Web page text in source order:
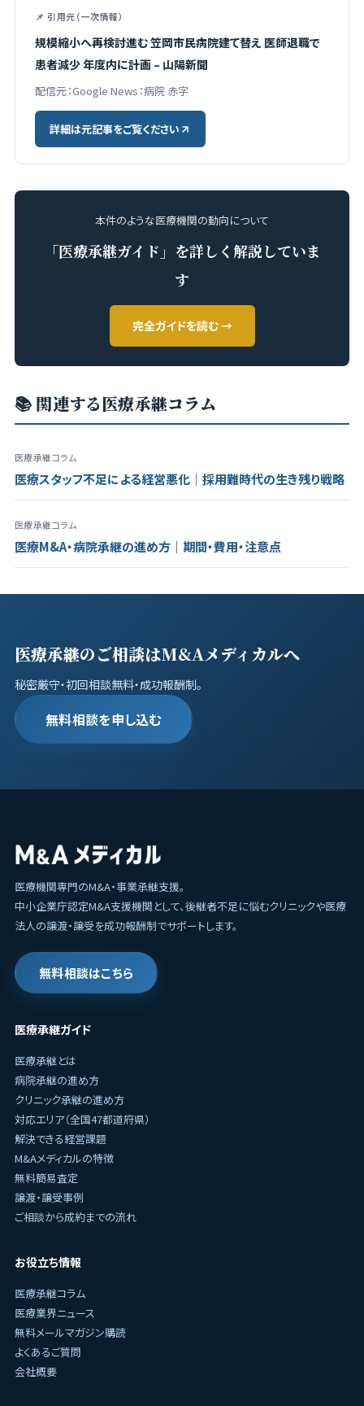
📌 引用元（一次情報）
規模縮小へ再検討進む 笠岡市民病院建て替え 医師退職で
患者減少 年度内に計画 – 山陽新聞
配信元：Google News：病院 赤字
詳細は元記事をご覧ください
本件のような医療機関の動向について
「医療承継ガイド」を詳しく解説していま
す
完全ガイドを読む →
📚 関連する医療承継コラム
医療承継コラム
医療スタッフ不足による経営悪化｜採用難時代の生き残り戦略
医療承継コラム
医療M&A・病院承継の進め方｜期間・費用・注意点
医療承継のご相談はM&Aメディカルへ
秘密厳守・初回相談無料・成功報酬制。
無料相談を申し込む
医療機関専門のM&A・事業承継支援。
中小企業庁認定M&A支援機関として、後継者不足に悩むクリニックや医療
法人の譲渡・譲受を成功報酬制でサポートします。
無料相談はこちら
医療承継ガイド
医療承継とは
病院承継の進め方
クリニック承継の進め方
対応エリア（全国47都道府県）
解決できる経営課題
M&Aメディカルの特徴
無料簡易査定
譲渡・譲受事例
ご相談から成約までの流れ
お役立ち情報
医療承継コラム
医療業界ニュース
無料メールマガジン購読
よくあるご質問
会社概要